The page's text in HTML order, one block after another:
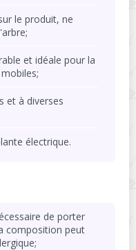
le produit, ne
et idéale pour la
et à diverses
électrique.
de porter
composition peut